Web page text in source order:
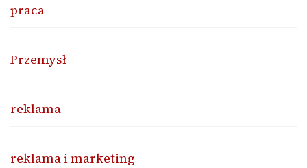
praca
Przemysł
reklama
reklama i marketing